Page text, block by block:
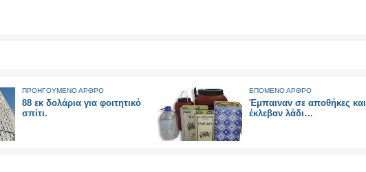
ΠΡΟΗΓΟΥΜΕΝΟ ΑΡΘΡΟ
88 εκ δολάρια για φοιτητικό
σπίτι.
ΕΠΟΜΕΝΟ ΑΡΘΡΟ
Έμπαιναν σε αποθήκες και
έκλεβαν λάδι…